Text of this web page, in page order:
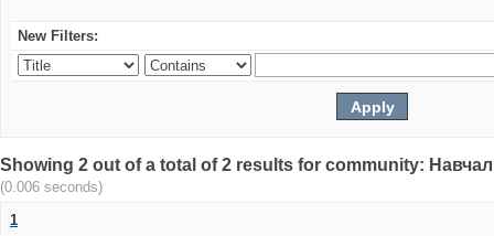
New Filters:
Showing 2 out of a total of 2 results for community:
(0.006 seconds)
1